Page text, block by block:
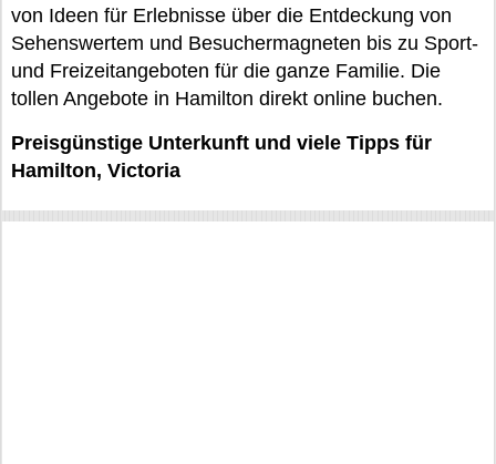
von Ideen für Erlebnisse über die Entdeckung von
Sehenswertem und Besuchermagneten bis zu Sport-
und Freizeitangeboten für die ganze Familie. Die
tollen Angebote in Hamilton direkt online buchen.
Preisgünstige Unterkunft und viele Tipps für
Hamilton, Victoria